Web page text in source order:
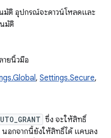
มัติ อุปกรณ์จะดาวน์โหลดและ
มัติ
ายนิ้วมือ
, Settings.Secure,
ซึ่ง จะให้สิทธิ์
อกจากนี้ยังให้สิทธิ์ได้ แคบลง